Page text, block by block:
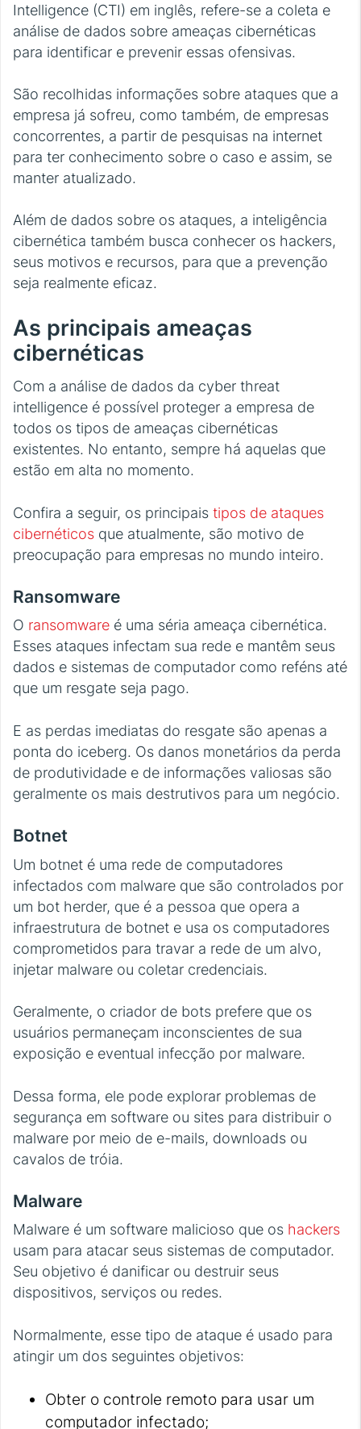
Intelligence (CTI) em inglês, refere-se a coleta e
análise de dados sobre ameaças cibernéticas
para identificar e prevenir essas ofensivas.
São recolhidas informações sobre ataques que a
empresa já sofreu, como também, de empresas
concorrentes, a partir de pesquisas na internet
para ter conhecimento sobre o caso e assim, se
manter atualizado.
Além de dados sobre os ataques, a inteligência
cibernética também busca conhecer os hackers,
seus motivos e recursos, para que a prevenção
seja realmente eficaz.
As principais ameaças
cibernéticas
Com a análise de dados da cyber threat
intelligence é possível proteger a empresa de
todos os tipos de ameaças cibernéticas
existentes. No entanto, sempre há aquelas que
estão em alta no momento.
Confira a seguir, os principais tipos de ataques
cibernéticos que atualmente, são motivo de
preocupação para empresas no mundo inteiro.
Ransomware
O ransomware é uma séria ameaça cibernética.
Esses ataques infectam sua rede e mantêm seus
dados e sistemas de computador como reféns até
que um resgate seja pago.
E as perdas imediatas do resgate são apenas a
ponta do iceberg. Os danos monetários da perda
de produtividade e de informações valiosas são
geralmente os mais destrutivos para um negócio.
Botnet
Um botnet é uma rede de computadores
infectados com malware que são controlados por
um bot herder, que é a pessoa que opera a
infraestrutura de botnet e usa os computadores
comprometidos para travar a rede de um alvo,
injetar malware ou coletar credenciais.
Geralmente, o criador de bots prefere que os
usuários permaneçam inconscientes de sua
exposição e eventual infecção por malware.
Dessa forma, ele pode explorar problemas de
segurança em software ou sites para distribuir o
malware por meio de e-mails, downloads ou
cavalos de tróia.
Malware
Malware é um software malicioso que os hackers
usam para atacar seus sistemas de computador.
Seu objetivo é danificar ou destruir seus
dispositivos, serviços ou redes.
Normalmente, esse tipo de ataque é usado para
atingir um dos seguintes objetivos:
Obter o controle remoto para usar um
computador infectado;